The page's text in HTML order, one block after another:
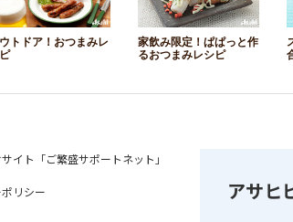
トドア！おつまみレ
家飲み限定！ぱぱっと作
るおつまみレシピ
イト「ご繁盛サポートネット」
リシー アサヒ